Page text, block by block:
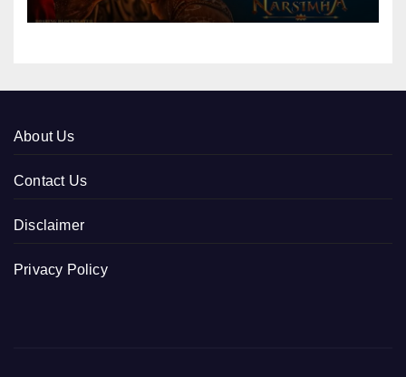
About Us
Contact Us
Disclaimer
Privacy Policy